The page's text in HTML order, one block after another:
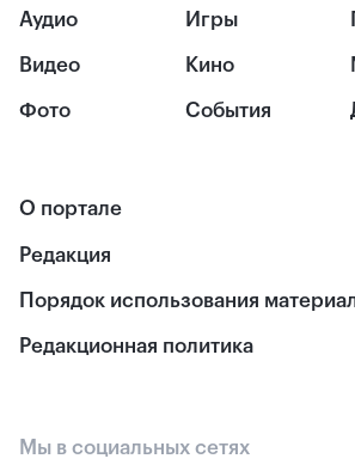
Аудио
Видео
Фото
Игры
Кино
События
О портале
Редакция
Порядок использования
Редакционная политика
Мы в социальных сетях